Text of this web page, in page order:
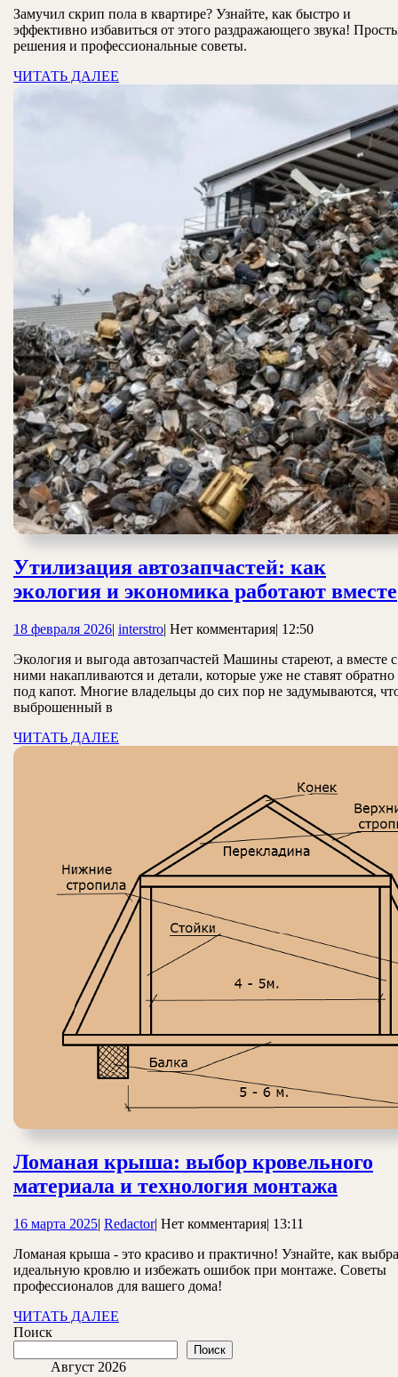
пола
в
методы
и
советы
2025
Замучил скрип пола в квартире? Узнайте, как быстро и
эффективно избавиться от этого раздражающего звука!
решения и профессиональные советы.
ЧИТАТЬ ДАЛЕЕ
Утилизация автозапчастей: как
экология и экономика работают вместе
18 февраля 202618
2026
| interstrointerstro
| Нет комментария| 12:50
Экология и выгода автозапчастей Машины стареют, а вместе с
ними накапливаются и детали, которые уже не ставят обратно
под капот. Многие владельцы до сих пор не задумываются,
выброшенный в
ЧИТАТЬ ДАЛЕЕ
Ломаная крыша: выбор кровельного
материала и технология монтажа
16 марта 202516
2025
| RedactorRedactor
| Нет комментария| 13:11
Ломаная крыша - это красиво и практично! Узнайте, как
идеальную кровлю и избежать ошибок при монтаже. Советы
профессионалов для вашего дома!
ЧИТАТЬ ДАЛЕЕ
Поиск
Поиск
Август 2026